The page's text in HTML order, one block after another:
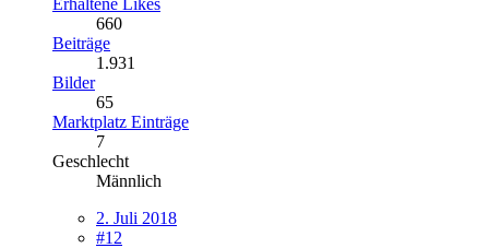
660
Beiträge
1.931
Bilder
65
Marktplatz Einträge
7
Geschlecht
Männlich
2. Juli 2018
#12